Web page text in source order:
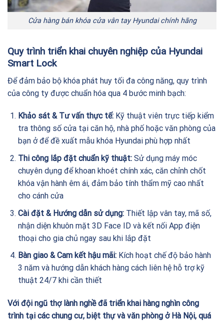
Cửa hàng bán khóa cửa vân tay Hyundai chính hãng
Quy trình triển khai chuyên nghiệp của Hyundai
Smart Lock
Để đảm bảo bộ khóa phát huy tối đa công năng, quy trình
của công ty được chuẩn hóa qua 4 bước minh bạch:
Khảo sát & Tư vấn thực tế:Kỹ thuật viên trực tiếp kiểm
tra thông số cửa tại căn hộ, nhà phố hoặc văn phòng của
bạn ở để đề xuất mẫu khóa Hyundai phù hợp nhất
Thi công lắp đặt chuẩn kỹ thuật:Sử dụng máy móc
chuyên dụng để khoan khoét chính xác, căn chỉnh chốt
khóa vận hành êm ái, đảm bảo tính thẩm mỹ cao nhất
cho cánh cửa
Cài đặt & Hướng dẫn sử dụng:Thiết lập vân tay, mã số,
nhận diện khuôn mặt 3D Face ID và kết nối App điện
thoại cho gia chủ ngay sau khi lắp đặt
Bàn giao & Cam kết hậu mãi:Kích hoạt chế độ bảo hành
3 năm và hướng dẫn khách hàng cách liên hệ hỗ trợ kỹ
thuật 24/7 khi cần thiết
Với đội ngũ thợ lành nghề đã triển khai hàng nghìn công
trình tại các chung cư, biệt thự và văn phòng ở Hà Nội, quá